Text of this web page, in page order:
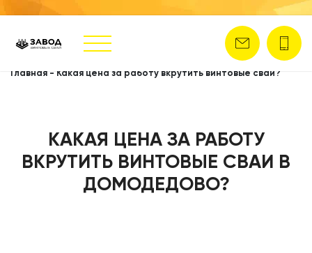
Главная - Какая цена за работу вкрутить винтовые сваи?
КАКАЯ ЦЕНА ЗА РАБОТУ
ВКРУТИТЬ ВИНТОВЫЕ СВАИ В
ДОМОДЕДОВО?